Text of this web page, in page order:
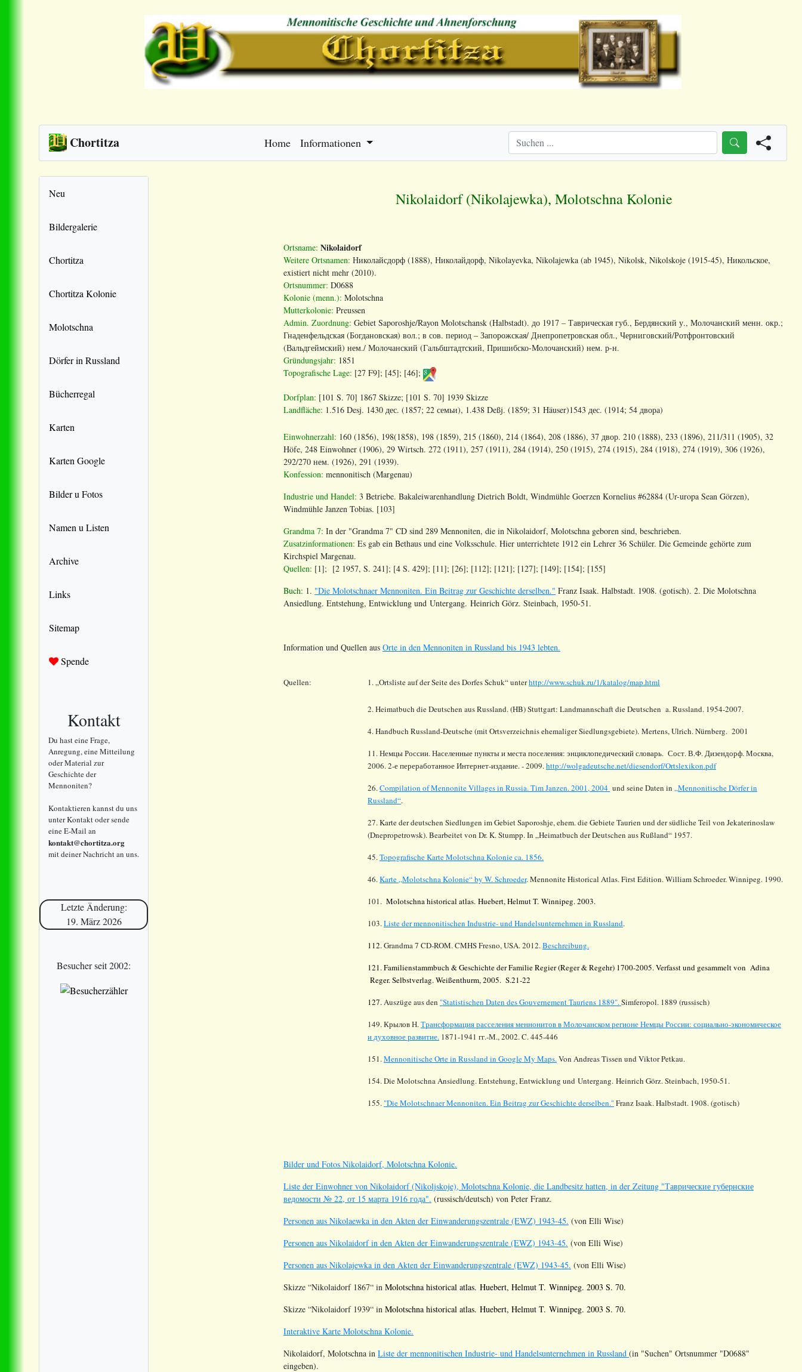
Chortitza Home Informationen
Neu
Bildergalerie
Chortitza
Chortitza Kolonie
Molotschna
Dörfer in Russland
Bücherregal
Karten
Karten Google
Bilder u Fotos
Namen u Listen
Archive
Links
Sitemap
Spende
Kontakt
Du hast eine Frage,
Anregung, eine Mitteilung
oder Material zur
Geschichte der
Mennoniten?
Kontaktieren kannst du uns
unter Kontakt oder sende
eine E-Mail an
kontakt@chortitza.org
mit deiner Nachricht an uns.
Letzte Änderung:
19. März 2026
Besucher seit 2002:
Nikolaidorf (Nikolajewka), Molotschna Kolonie
Ortsname: Nikolaidorf
Weitere Ortsnamen: Николайсдорф (1888), Николайдорф, Nikolayevka, Nikolajewka (ab 1945), Nikolsk, Nikolskoje (1915-45), Никольское,
existiert nicht mehr (2010).
Ortsnummer: D0688
Kolonie (menn.): Molotschna
Mutterkolonie: Preussen
Admin. Zuordnung: Gebiet Saporoshje/Rayon Molotschansk (Halbstadt). до 1917 – Таврическая губ., Бердянский у., Молочанский менн. окр.;
Гнаденфельдская (Богдановская) вол.; в сов. период – Запорожская/ Днепропетровская обл., Черниговский/Ротфронтовский
(Вальдгеймский) нем./ Молочанский (Гальбштадтский, Пришибско-Молочанский) нем. р-н.
Gründungsjahr: 1851
Topografische Lage: [27 F9]; [45]; [46];
Dorfplan: [101 S. 70] 1867 Skizze; [101 S. 70] 1939 Skizze
Landfläche: 1.516 Desj. 1430 дес. (1857; 22 семьи), 1.438 Deßj. (1859; 31 Häuser)1543 дес. (1914; 54 двора)
Einwohnerzahl: 160 (1856), 198(1858), 198 (1859), 215 (1860), 214 (1864), 208 (1886), 37 двор. 210 (1888), 233 (1896), 211/311 (1905), 32
Höfe, 248 Einwohner (1906), 29 Wirtsch. 272 (1911), 257 (1911), 284 (1914), 250 (1915), 274 (1915), 284 (1918), 274 (1919), 306 (1926),
292/270 нем. (1926), 291 (1939).
Konfession: mennonitisch (Margenau)
Industrie und Handel: 3 Betriebe. Bakaleiwarenhandlung Dietrich Boldt, Windmühle Goerzen Kornelius #62884 (Ur-uropa Sean Görzen),
Windmühle Janzen Tobias. [103]
Grandma 7: In der "Grandma 7" CD sind 289 Mennoniten, die in Nikolaidorf, Molotschna geboren sind, beschrieben.
Zusatzinformationen: Es gab ein Bethaus und eine Volksschule. Hier unterrichtete 1912 ein Lehrer 36 Schüler. Die Gemeinde gehörte zum
Kirchspiel Margenau.
Quellen: [1]; [2 1957, S. 241]; [4 S. 429]; [11]; [26]; [112]; [121]; [127]; [149]; [154]; [155]
Buch: 1. "Die Molotschnaer Mennoniten. Ein Beitrag zur Geschichte derselben." Franz Isaak. Halbstadt. 1908. (gotisch). 2. Die Molotschna
Ansiedlung. Entstehung, Entwicklung und Untergang. Heinrich Görz. Steinbach, 1950-51.
Information und Quellen aus Orte in den Mennoniten in Russland bis 1943 lebten.
Quellen: 1. „Ortsliste auf der Seite des Dorfes Schuk“ unterhttp://www.schuk.ru/1/katalog/map.html
2. Heimatbuch die Deutschen aus Russland. (HB) Stuttgart: Landmannschaft die Deutschen a. Russland. 1954-2007.
4. Handbuch Russland-Deutsche (mit Ortsverzeichnis ehemaliger Siedlungsgebiete). Mertens, Ulrich. Nürnberg. 2001
11. Немцы России. Населенные пункты и места поселения: энциклопедический словарь. Сост. В.Ф. Дизендорф. Москва,
2006. 2-е переработанное Интернет-издание. - 2009.http://wolgadeutsche.net/diesendorf/Ortslexikon.pdf
26.Compilation of Mennonite Villages in Russia.Tim Janzen. 2001, 2004 und seine Daten in „Mennonitische Dörfer in
Russland“.
27. Karte der deutschen Siedlungen im GebietSaporoshje, ehem. die GebieteTaurien und der südliche Teil von Jekaterinoslaw
(Dnepropetrowsk).Bearbeitet von Dr. K.Stumpp. In „Heimatbuch der Deutschen ausRußland“ 1957.
45.Topografische Karte Molotschna Kolonie ca. 1856.
46.Karte„MolotschnaKolonie“ by W. Schroeder. Mennonite Historical Atlas. First Edition. William Schroeder. Winnipeg. 1990.
101. Molotschnahistorical atlas. Huebert, Helmut T. Winnipeg. 2003.
103.Liste der mennonitischen Industrie- und Handelsunternehmen in Russland.
112.Grandma 7 CD-ROM. CMHS Fresno, USA. 2012.Beschreibung.
121. Familienstammbuch & Geschichte der Familie Regier (Reger & Regehr) 1700-2005. Verfasst und gesammelt von Adina
Reger. Selbstverlag. Weißenthurm, 2005. S.21-22
127.Auszüge aus den "Statistischen Daten des GouvernementTauriens 1889".Simferopol. 1889 (russisch)
149. Крылов Н.Трансформация расселения меннонитов в Молочанском регионе Немцы России: социально-экономическое
и духовное развитие. 1871-1941 гг.-М., 2002. C. 445-446
151.Mennonitische Orte in Russland in Google My Maps.Von Andreas Tissen und Viktor Petkau.
154. Die Molotschna Ansiedlung. Entstehung, Entwicklung und Untergang. Heinrich Görz. Steinbach, 1950-51.
155. "Die Molotschnaer Mennoniten. Ein Beitrag zur Geschichte derselben."Franz Isaak. Halbstadt. 1908. (gotisch)
Bilder und Fotos Nikolaidorf, Molotschna Kolonie.
Liste der Einwohner von Nikolaidorf (Nikoljskoje), Molotschna Kolonie, die Landbesitz hatten, in der Zeitung "Таврические губернские
ведомости № 22, от 15 марта 1916 года". (russisch/deutsch) von Peter Franz.
Personen aus Nikolaewka in den Akten der Einwanderungszentrale (EWZ) 1943-45. (von Elli Wise)
Personen aus Nikolaidorf in den Akten der Einwanderungszentrale (EWZ) 1943-45. (von Elli Wise)
Personen aus Nikolajewka in den Akten der Einwanderungszentrale (EWZ) 1943-45. (von Elli Wise)
Skizze “Nikolaidorf 1867“ in Molotschna historical atlas. Huebert, Helmut T. Winnipeg. 2003 S. 70.
Skizze “Nikolaidorf 1939“ in Molotschna historical atlas. Huebert, Helmut T. Winnipeg. 2003 S. 70.
Interaktive Karte Molotschna Kolonie.
Nikolaidorf, Molotschna in Liste der mennonitischen Industrie- und Handelsunternehmen in Russland (in "Suchen" Ortsnummer "D0688"
eingeben).